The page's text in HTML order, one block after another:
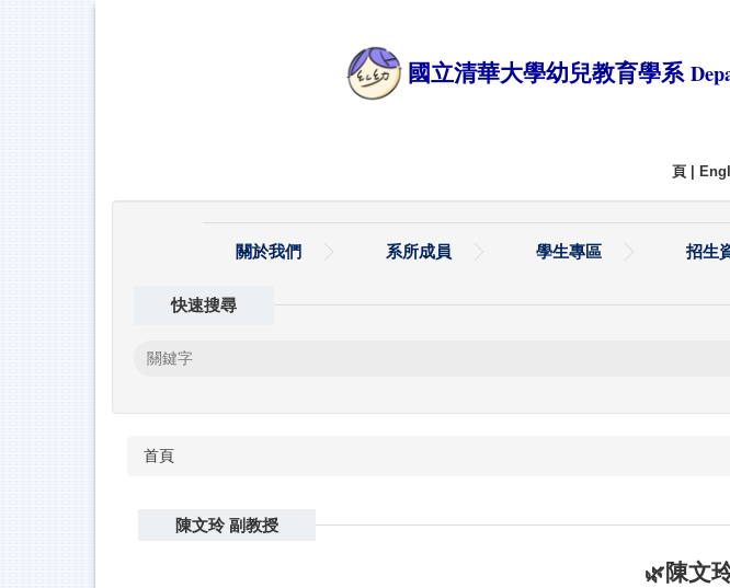
國立清華大學幼兒教育學系
頁|
關於我們 系所成員 學生專區 招生
快速搜尋
首頁
陳文玲 副教授
🌿陳文